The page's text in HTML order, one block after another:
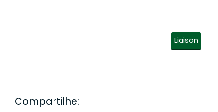
Liaison
Compartilhe: